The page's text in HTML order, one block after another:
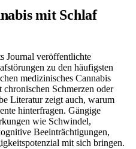
mit Schlaf
Journal veröffentlichte
zu den häufigsten
medizinisches Cannabis
Schmerzen oder
Literatur zeigt auch, warum
hinterfragen. Gängige
wie Schwindel,
Beeinträchtigungen,
mit sich bringen.